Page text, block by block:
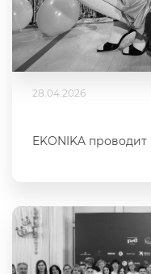
28.04.2026
EKONIKA